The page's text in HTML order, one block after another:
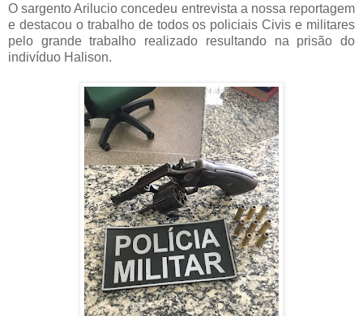
O sargento Arilucio concedeu entrevista a nossa reportagem
e destacou o trabalho de todos os policiais Civis e militares
pelo grande trabalho realizado resultando na prisão do
indivíduo Halison.